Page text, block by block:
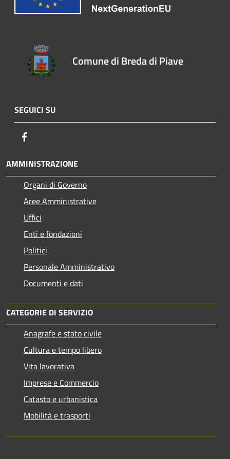
Comune di Breda di Piave
SEGUICI SU
AMMINISTRAZIONE
Organi di Governo
Aree Amministrative
Uffici
Enti e fondazioni
Politici
Personale Amministrativo
Documenti e dati
CATEGORIE DI SERVIZIO
Anagrafe e stato civile
Cultura e tempo libero
Vita lavorativa
Imprese e Commercio
Catasto e urbanistica
Mobilità e trasporti